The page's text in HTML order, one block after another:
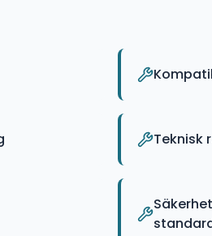
Teknisk